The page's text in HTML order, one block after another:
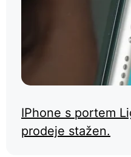
IPhone s portem
prodeje stažen.